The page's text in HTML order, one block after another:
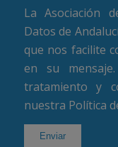
La Asociación
Datos de
que nos facilite
en su
tratamiento y
nuestra Política